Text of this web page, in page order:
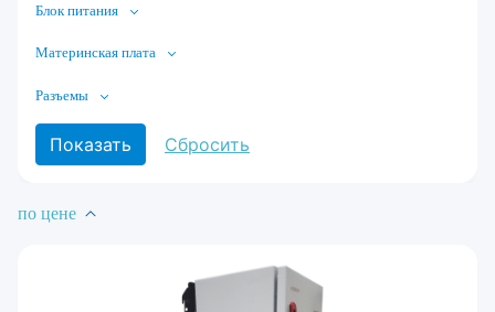
Блок питания
Материнская плата
Разъемы
по цене